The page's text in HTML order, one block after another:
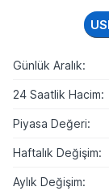
Günlük Aralık:
24 Saatlik Hacim:
Piyasa Değeri:
Haftalık Değişim:
Aylık Değişim: